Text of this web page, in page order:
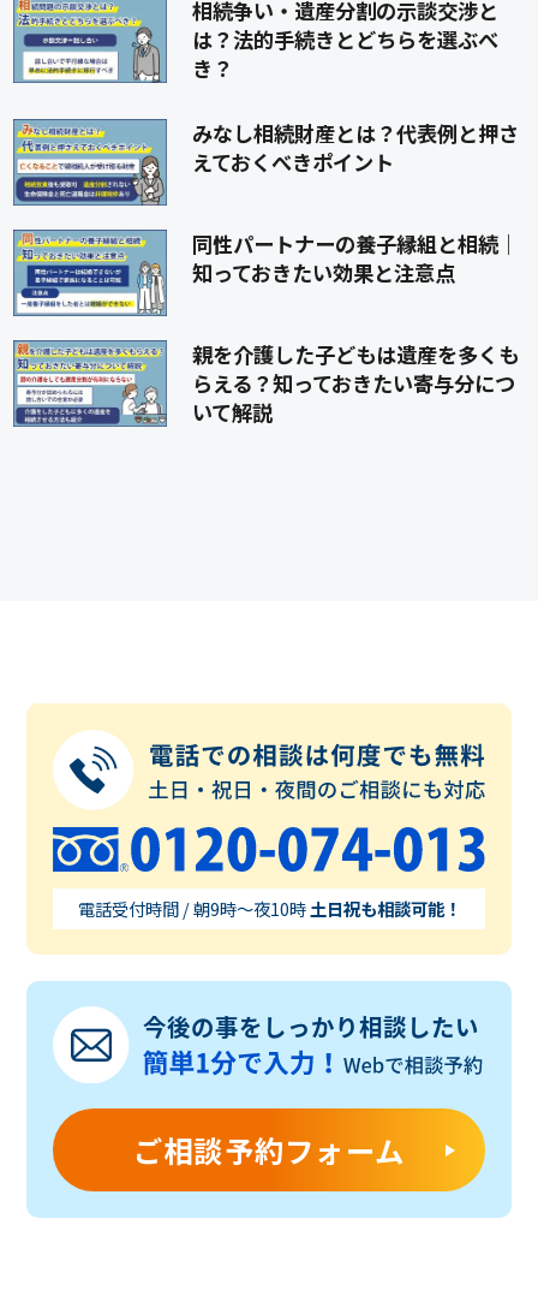
相続争い・遺産分割の示談交渉と
は？法的手続きとどちらを選ぶべ
き？
みなし相続財産とは？代表例と押さ
えておくべきポイント
同性パートナーの養子縁組と相続｜
知っておきたい効果と注意点
親を介護した子どもは遺産を多くも
らえる？知っておきたい寄与分につ
いて解説
電話受付時間 / 朝9時～夜10時土日祝も相談可能！
ご相談予約フォーム